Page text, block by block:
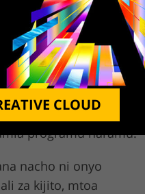
watu wengi
Time Warner
yenye hakimiliki.
programu haramu.
nacho ni onyo
za kijito, mtoa
CLOUD